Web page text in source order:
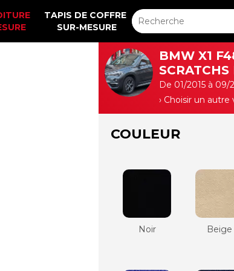
BMW X1
De 01/2015 à 09/
› Choisir un autre
COULEUR
Noir Beige
TAPIS DE COFFRE
SUR-MESURE